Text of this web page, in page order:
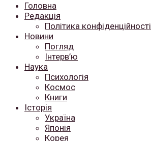
Головна
Редакція
Політика конфіденційності
Новини
Погляд
Інтерв’ю
Наука
Психологія
Космос
Книги
Історія
Україна
Японія
Корея